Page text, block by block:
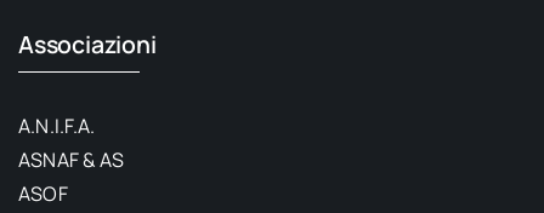
Associazioni
A.N.I.F.A.
ASNAF & AS
ASOF